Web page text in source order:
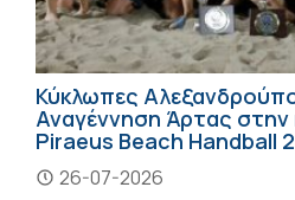
Κύκλωπες
Αναγέννηση Άρτας
Piraeus Beach Handball
26-07-2026